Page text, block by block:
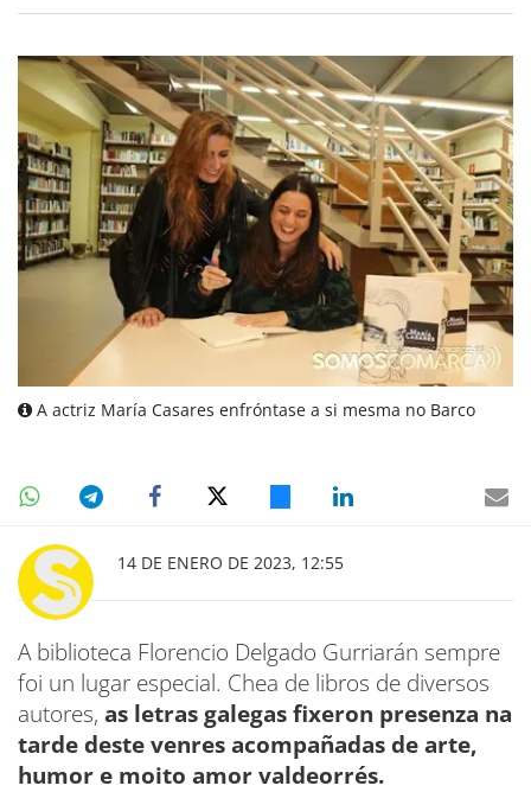
A actriz María Casares enfróntase a si mesma no Barco
14 DE ENERO DE 2023, 12:55
A biblioteca Florencio Delgado Gurriarán sempre
foi un lugar especial. Chea de libros de diversos
autores, as letras galegas fixeron presenza na
tarde deste venres acompañadas de arte,
humor e moito amor valdeorrés.